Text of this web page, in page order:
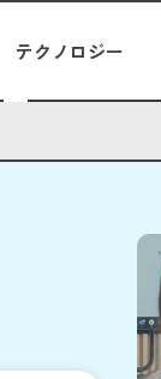
テクノロジー